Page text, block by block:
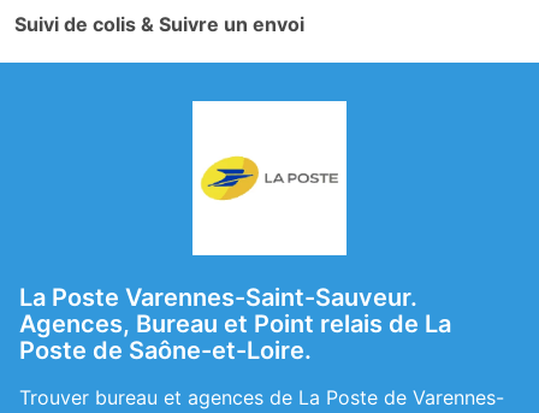
Suivi de colis & Suivre un envoi
La Poste Varennes-Saint-Sauveur.
Agences, Bureau et Point relais de La
Poste de Saône-et-Loire.
Trouver bureau et agences de La Poste de Varennes-